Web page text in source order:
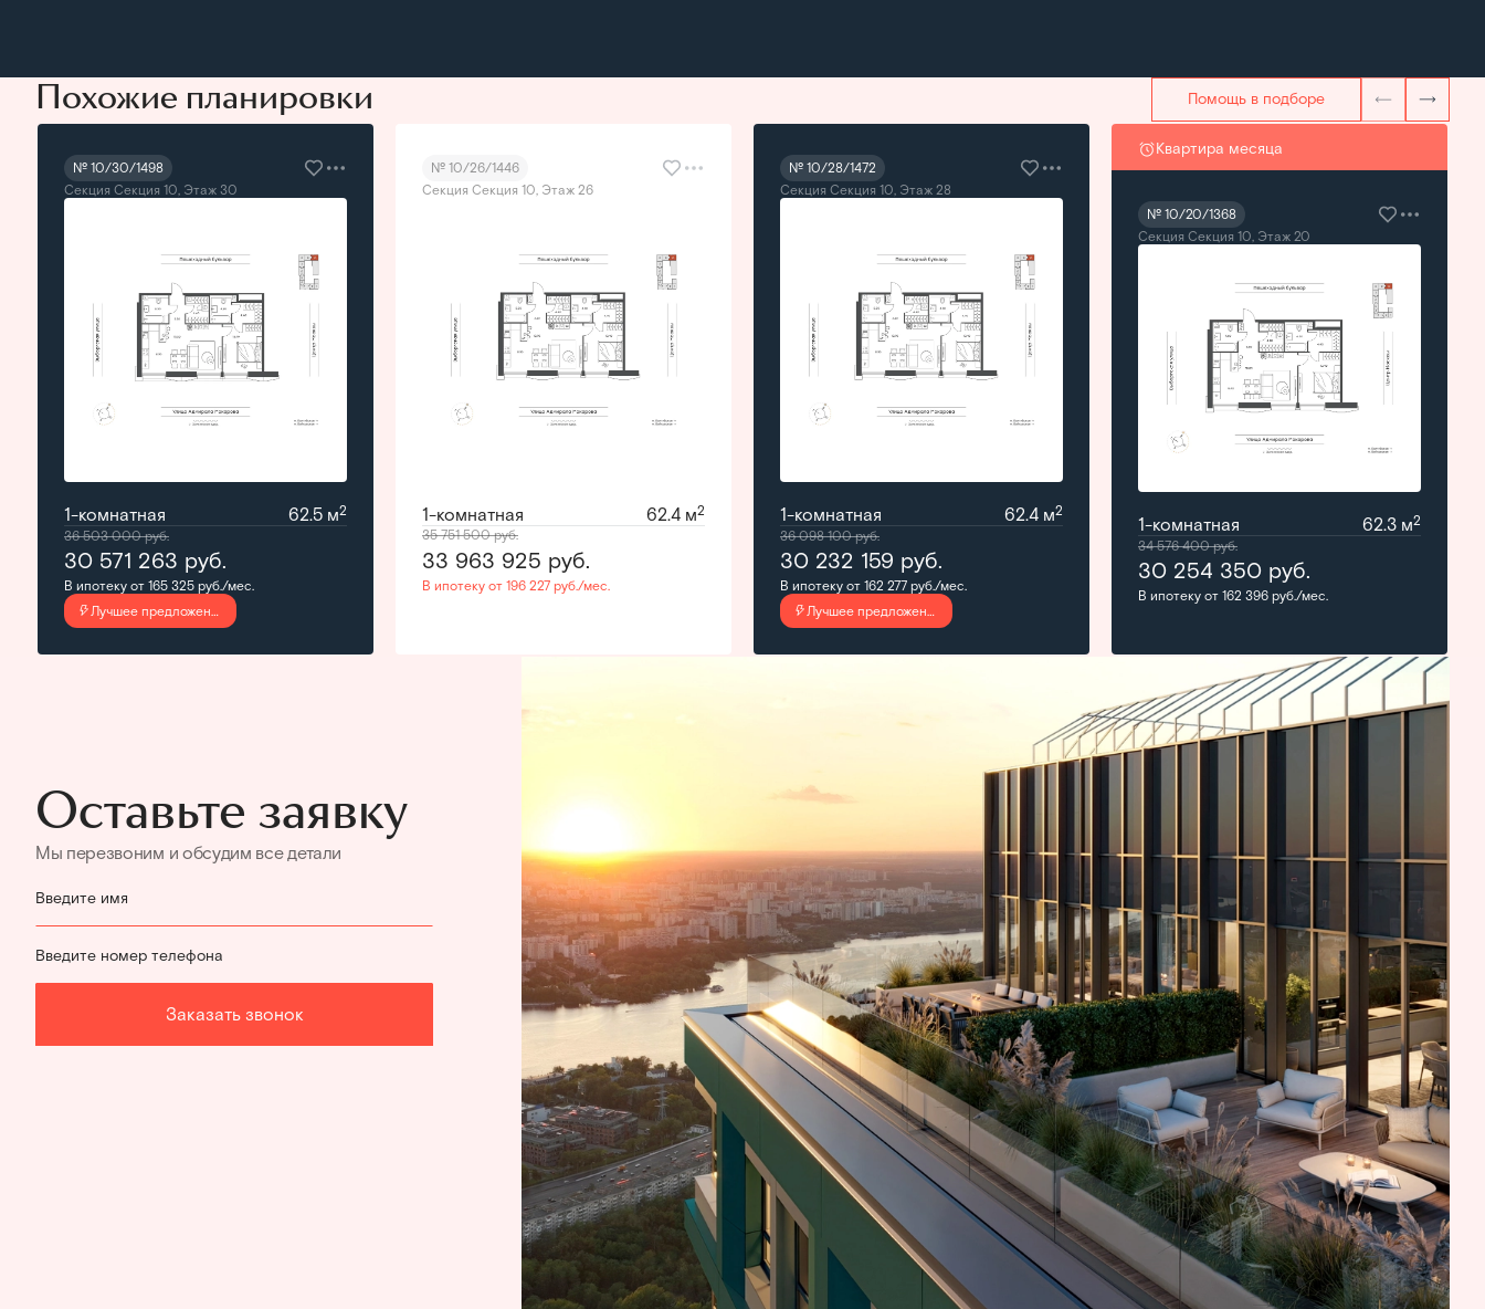
Похожие планировки Помощь в подборе
№ 10/30/1498
Секция Секция 10, Этаж 30
1-комнатная 62.5 м2
36 503 000руб.
30 571 263 руб.
В ипотеку от 165 325 руб./мес.
Лучшее предложение
№ 10/26/1446
Секция Секция 10, Этаж 26
1-комнатная 62.4 м2
35 751 500руб.
33 963 925 руб.
В ипотеку от 196 227 руб./мес.
№ 10/28/1472
Секция Секция 10, Этаж 28
1-комнатная 62.4 м2
36 098 100руб.
30 232 159 руб.
В ипотеку от 162 277 руб./мес.
Лучшее предложение
Квартира месяца
№ 10/20/1368
Секция Секция 10, Этаж 20
1-комнатная 62.3 м2
34 576 400руб.
30 254 350 руб.
В ипотеку от 162 396 руб./мес.
Оставьте заявку
Мы перезвоним и обсудим все детали
Введите имя
Введите номер телефона
Заказать звонок